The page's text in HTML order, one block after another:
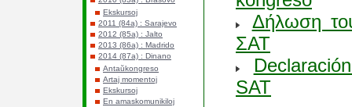
Ekskursoj
2011 (84a) : Sarajevo
2012 (85a) : Jalto
2013 (86a) : Madrido
2014 (87a) : Dinano
Antaŭkongreso
Artaj momentoj
Ekskursoj
En amaskomunikiloj
Δήλωση
ΣΑΤ
SAT